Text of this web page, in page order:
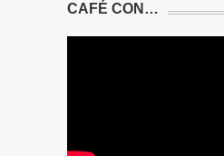
CAFÉ CON…